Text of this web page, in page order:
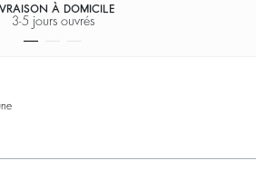
À DOMICILE
3-5 jours ouvrés